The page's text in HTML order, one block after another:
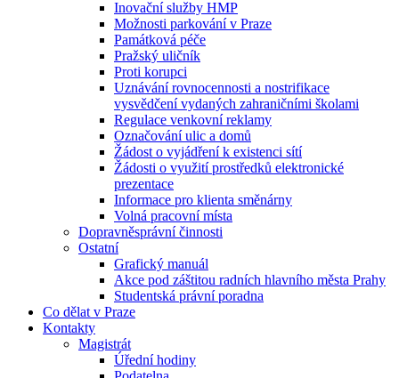
Inovační služby HMP
Možnosti parkování v Praze
Památková péče
Pražský uličník
Proti korupci
Uznávání rovnocennosti a nostrifikace
vysvědčení vydaných zahraničními školami
Regulace venkovní reklamy
Označování ulic a domů
Žádost o vyjádření k existenci sítí
Žádosti o využití prostředků elektronické
prezentace
Informace pro klienta směnárny
Volná pracovní místa
Dopravněsprávní činnosti
Ostatní
Grafický manuál
Akce pod záštitou radních hlavního města Prahy
Studentská právní poradna
Co dělat v Praze
Kontakty
Magistrát
Úřední hodiny